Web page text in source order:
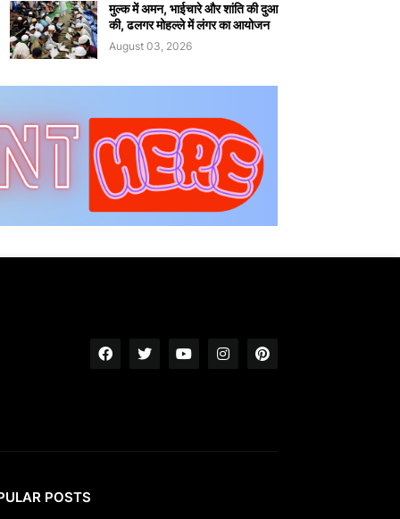
मुल्क में अमन, भाईचारे और शांति की दुआ
की, ढलगर मोहल्ले में लंगर का आयोजन
August 03, 2026
POSTS